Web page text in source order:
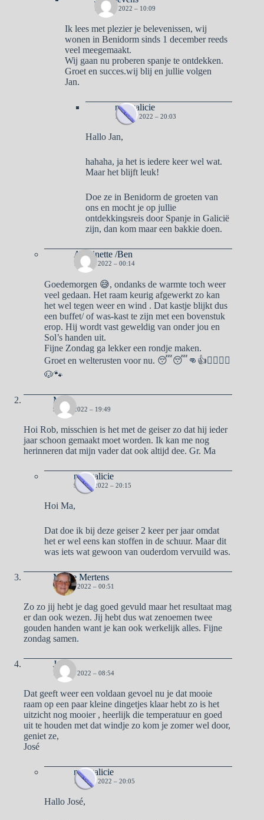
10 JULI 2022 – 10:09
Ik lees met plezier je belevenissen, wij
wonen in Benidorm sinds 1 december reeds
veel meegemaakt.
Wij gaan nu proberen spanje te ontdekken.
Groet en succes.wij blij en jullie volgen
Jan.
naargalicie
10 JULI 2022 – 20:03
Hallo Jan,
hahaha, ja het is iedere keer wel wat.
Maar het blijft leuk!
Doe ze in Benidorm de groeten van
ons en mocht je op jullie
ontdekkingsreis door Spanje in Galicië
zijn, dan kom maar een bakkie doen.
Antoinette /Ben
10 JULI 2022 – 00:14
Goedemorgen 😅, ondanks de warmte toch weer
veel gedaan. Het raam keurig afgewerkt zo kan
het wel tegen weer en wind . Dat kastje blijkt dus
een buffet/ of was-kast te zijn met een bovenstuk
erop. Hij wordt vast geweldig van onder jou en
Sol’s handen uit.
Fijne Zondag ga lekker een rondje maken.
Groet en welterusten voor nu. 😴😴👊👍🙋‍♀️🙋‍♂️
🐶🐾
Ma
9 JULI 2022 – 19:49
Hoi Rob, misschien is het met de geiser zo dat hij ieder
jaar schoon gemaakt moet worden. Ik kan me nog
herinneren dat mijn vader dat ook altijd dee. Gr. Ma
naargalicie
9 JULI 2022 – 20:15
Hoi Ma,
Dat doe ik bij deze geiser 2 keer per jaar omdat
het er wel eens kan stoffen in de schuur. Maar dit
was iets wat gewoon van ouderdom vervuild was.
Mieke Mertens
10 JULI 2022 – 00:51
Zo zo jij hebt je dag goed gevuld maar het resultaat mag
er dan ook wezen. Jij hebt dus wat zenoemen twee
gouden handen want je kan ook werkelijk alles. Fijne
zondag samen.
Jose
10 JULI 2022 – 08:54
Dat geeft weer een voldaan gevoel nu je dat mooie
raam op een paar kleine dingetjes klaar hebt zo is het
uitzicht nog mooier , heerlijk die temperatuur en goed
uit te houden met dat windje zo kom je zomer wel door,
geniet ze,
José
naargalicie
10 JULI 2022 – 20:05
Hallo José,